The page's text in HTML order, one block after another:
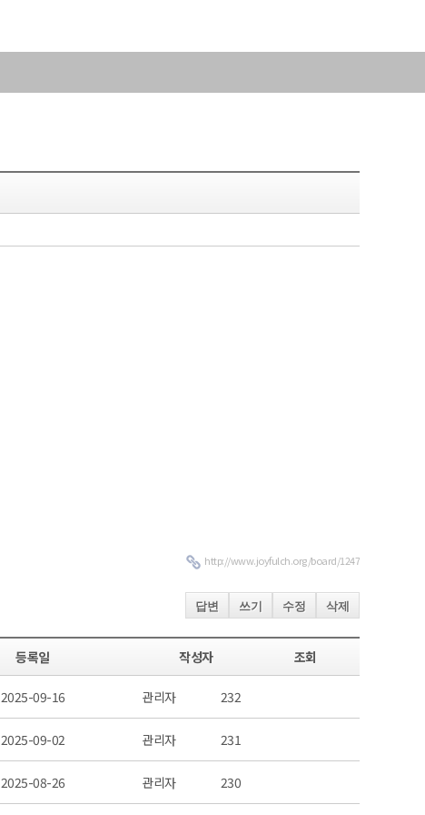
http://www.joyfulch.org/board/1247
답변 쓰기 수정 삭제
등록일 작성자 조회
2025-09-16 관리자 232
2025-09-02 관리자 231
2025-08-26 관리자 230